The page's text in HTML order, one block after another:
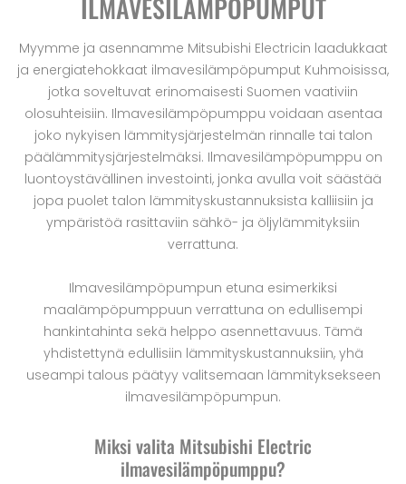
ILMAVESILÄMPÖPUMPUT
Myymme ja asennamme Mitsubishi Electricin laadukkaat
ja energiatehokkaat ilmavesilämpöpumput Kuhmoisissa,
jotka soveltuvat erinomaisesti Suomen vaativiin
olosuhteisiin. Ilmavesilämpöpumppu voidaan asentaa
joko nykyisen lämmitysjärjestelmän rinnalle tai talon
päälämmitysjärjestelmäksi. Ilmavesilämpöpumppu on
luontoystävällinen investointi, jonka avulla voit säästää
jopa puolet talon lämmityskustannuksista kalliisiin ja
ympäristöä rasittaviin sähkö- ja öljylämmityksiin
verrattuna.
Ilmavesilämpöpumpun etuna esimerkiksi
maalämpöpumppuun verrattuna on edullisempi
hankintahinta sekä helppo asennettavuus. Tämä
yhdistettynä edullisiin lämmityskustannuksiin, yhä
useampi talous päätyy valitsemaan lämmityksekseen
ilmavesilämpöpumpun.
Miksi valita Mitsubishi Electric
ilmavesilämpöpumppu?